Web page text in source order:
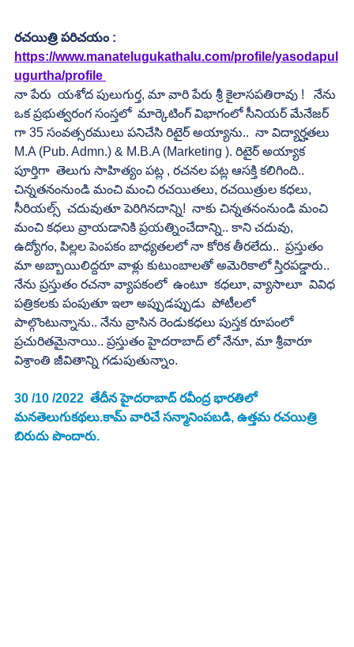
రచయిత్రి పరిచయం :
https://www.manatelugukathalu.com/profile/yasodapul
ugurtha/profile
నా పేరు  యశోద పులుగుర్త, మా వారి పేరు శ్రీ కైలాసపతిరావు !   నేను
ఒక ప్రభుత్వరంగ సంస్తలో  మార్కెటింగ్ విభాగంలో సీనియర్ మేనేజర్
గా 35 సంవత్సరములు పనిచేసి రిటైర్ అయ్యాను..  నా విద్యార్హతలు
M.A (Pub. Admn.) & M.B.A (Marketing ). రిటైర్ అయ్యాక
పూర్తిగా  తెలుగు సాహిత్యం పట్ల , రచనల పట్ల ఆసక్తి కలిగింది..
చిన్నతనంనుండి మంచి మంచి రచయితలు, రచయిత్రుల కధలు,
సీరియల్స్  చదువుతూ పెరిగినదాన్ని!  నాకు చిన్నతనంనుండి మంచి
మంచి కధలు వ్రాయడానికి ప్రయత్నించేదాన్ని.. కాని చదువు,
ఉద్యోగం, పిల్లల పెంపకం బాధ్యతలలో నా కోరిక తీరలేదు..  ప్రస్తుతం
మా అబ్బాయిలిద్దరూ వాళ్లు కుటుంబాలతో అమెరికాలో స్తిరపడ్డారు..
నేను ప్రస్తుతం రచనా వ్యాపకంలో  ఉంటూ  కధలూ, వ్యాసాలూ  వివిధ
పత్రికలకు పంపుతూ ఇలా అప్పుడప్పుడు  పోటీలలో
పాల్గొంటున్నాను.. నేను వ్రాసిన రెండుకధలు పుస్తక రూపంలో
ప్రచురితమైనాయి.. ప్రస్తుతం హైదరాబాద్ లో నేనూ, మా శ్రీవారూ
విశ్రాంతి జీవితాన్ని గడుపుతున్నాం.
30 /10 /2022  తేదీన హైదరాబాద్ రవీంద్ర భారతిలో
మనతెలుగుకథలు.కామ్ వారిచే సన్మానింపబడి, ఉత్తమ రచయిత్రి
బిరుదు పొందారు.